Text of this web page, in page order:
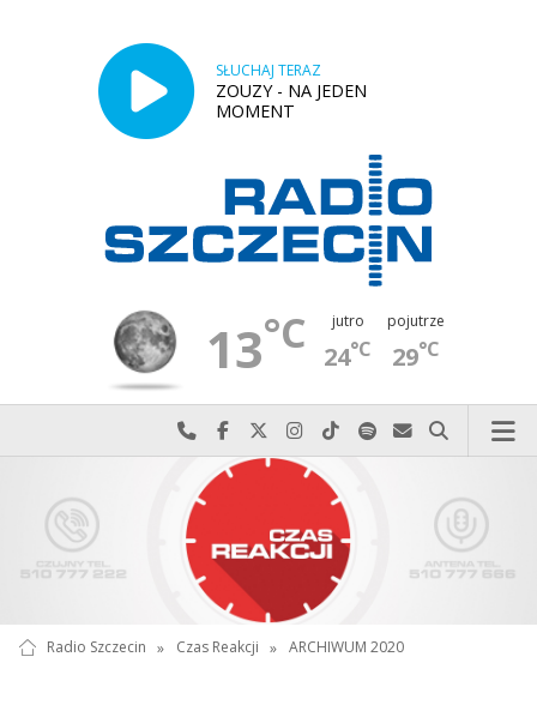
SŁUCHAJ TERAZ
ZOUZY - NA JEDEN
MOMENT
13°C jutro
24°C
pojutrze
29°C
Najlepiej po prostu do nas zadzwoń
Odwiedź nas na Facebook-u
Odwiedź nas na X
Odwiedź nas na Instagram-ie
Odwiedź nas na TikTok-u
Szukaj nas na Spotify
Wyślij do nas
Szukaj
Radio Szczecin » Czas Reakcji » ARCHIWUM 2020